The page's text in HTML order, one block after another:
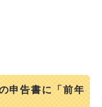
申告書に「前年